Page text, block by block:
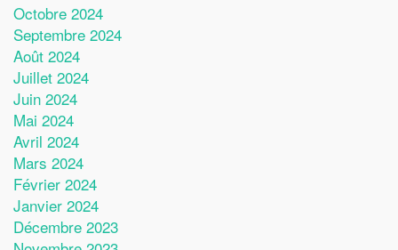
Octobre 2024
Septembre 2024
Août 2024
Juillet 2024
Juin 2024
Mai 2024
Avril 2024
Mars 2024
Février 2024
Janvier 2024
Décembre 2023